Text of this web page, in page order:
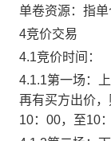
单卷资源：指单
4竞价交易
4.1竞价时间：
4.1.1第一场：
再有买方出价
10：00，至10